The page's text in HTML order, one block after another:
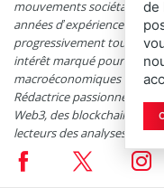
mouvements sociétaux liés
années d’expérience dans
progressivement tournée
intérêt marqué pour les
macroéconomiques qui
Rédactrice passionnée, son
Web3, des blockchains et
lecteurs des analyses
de